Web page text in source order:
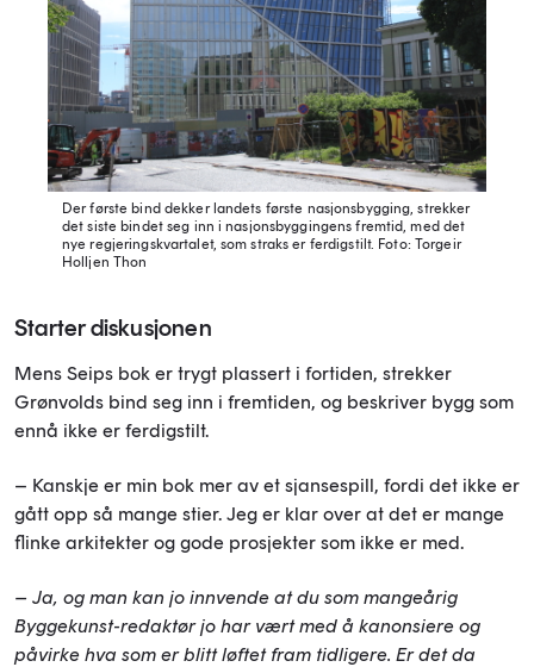
Der første bind dekker landets første nasjonsbygging, strekker
det siste bindet seg inn i nasjonsbyggingens fremtid, med det
nye regjeringskvartalet, som straks er ferdigstilt. Foto: Torgeir
Holljen Thon
Starter diskusjonen
Mens Seips bok er trygt plassert i fortiden, strekker
Grønvolds bind seg inn i fremtiden, og beskriver bygg som
ennå ikke er ferdigstilt.
– Kanskje er min bok mer av et sjansespill, fordi det ikke er
gått opp så mange stier. Jeg er klar over at det er mange
flinke arkitekter og gode prosjekter som ikke er med.
– Ja, og man kan jo innvende at du som mangeårig
Byggekunst-redaktør jo har vært med å kanonsiere og
påvirke hva som er blitt løftet fram tidligere. Er det da